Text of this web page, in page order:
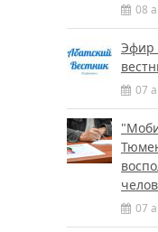
08
Эфир
07
07